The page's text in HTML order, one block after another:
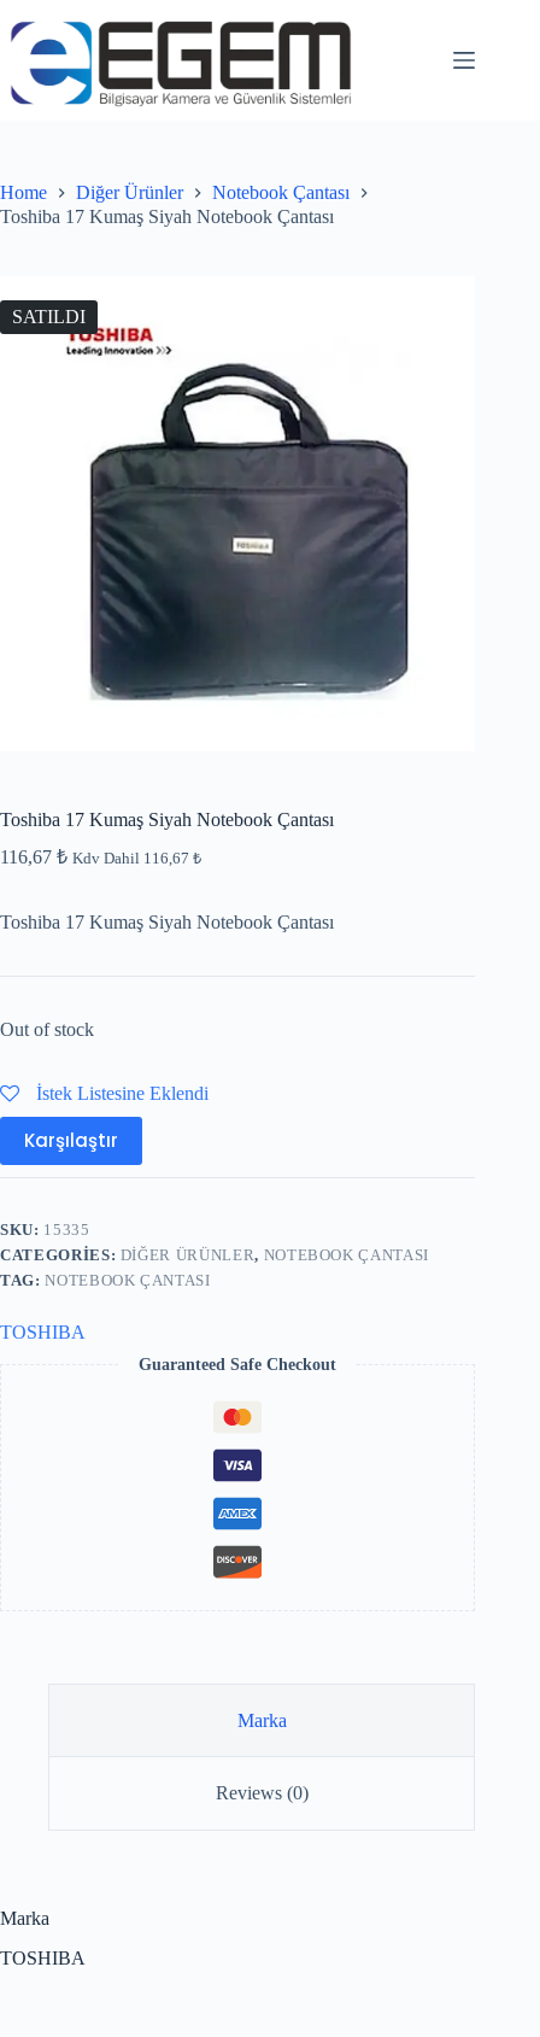
Home Diğer Ürünler
Notebook Çantası
Toshiba 17 Kumaş Siyah Notebook Çantası
SATILDI
Toshiba 17 Kumaş Siyah Notebook Çantası
116,67 ₺ Kdv Dahil 116,67 ₺
Toshiba 17 Kumaş Siyah Notebook Çantası
Out of stock
İstek Listesine Eklendi
Karşılaştır
SKU: 15335
CATEGORIES: DIĞER ÜRÜNLER, NOTEBOOK ÇANTASI
TAG:NOTEBOOK ÇANTASI
TOSHIBA
Guaranteed Safe Checkout
Marka
Reviews (0)
Marka
TOSHIBA